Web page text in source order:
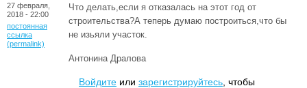
27 февраля,
2018 - 22:00
постоянная
ссылка
(permalink)
Что делать,если я отказалась на этот год от
строительства?А теперь думаю построиться,что бы
не изьяли участок.
Антонина Дралова
Войдите или зарегистрируйтесь , чтобы